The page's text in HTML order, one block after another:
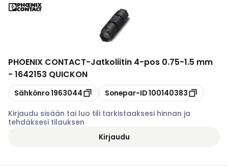
PHOENIX CONTACT-Jatkoliitin 4-pos 0.75-1.5 mm
- 1642153 QUICKON
Kopioi
Sähkönro1963044 Kopioi
Sonepar-ID100140383
Kirjaudu sisään tai luo tili tarkistaaksesi hinnan ja
tehdäksesi tilauksen
Kirjaudu